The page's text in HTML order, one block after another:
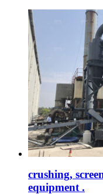
crushing,
equipment .